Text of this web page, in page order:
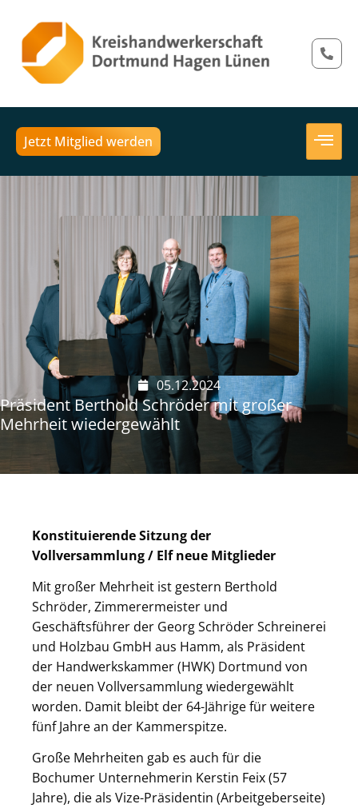
Jetzt Mitglied werden
05.12.2024
Präsident Berthold Schröder mit großer
Mehrheit wiedergewählt
Konstituierende Sitzung der
Vollversammlung / Elf neue Mitglieder
Mit großer Mehrheit ist gestern Berthold
Schröder, Zimmerermeister und
Geschäftsführer der Georg Schröder Schreinerei
und Holzbau GmbH aus Hamm, als Präsident
der Handwerkskammer (HWK) Dortmund von
der neuen Vollversammlung wiedergewählt
worden. Damit bleibt der 64-Jährige für weitere
fünf Jahre an der Kammerspitze.
Große Mehrheiten gab es auch für die
Bochumer Unternehmerin Kerstin Feix (57
Jahre), die als Vize-Präsidentin (Arbeitgeberseite)